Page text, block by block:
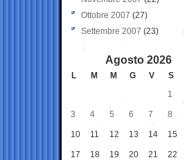
Ottobre 2007 (27)
Settembre 2007 (23)
Agosto 2026
L M M G V S
1
3 4 5 6 7 8
10 11 12 13 14 15
17 18 19 20 21 22